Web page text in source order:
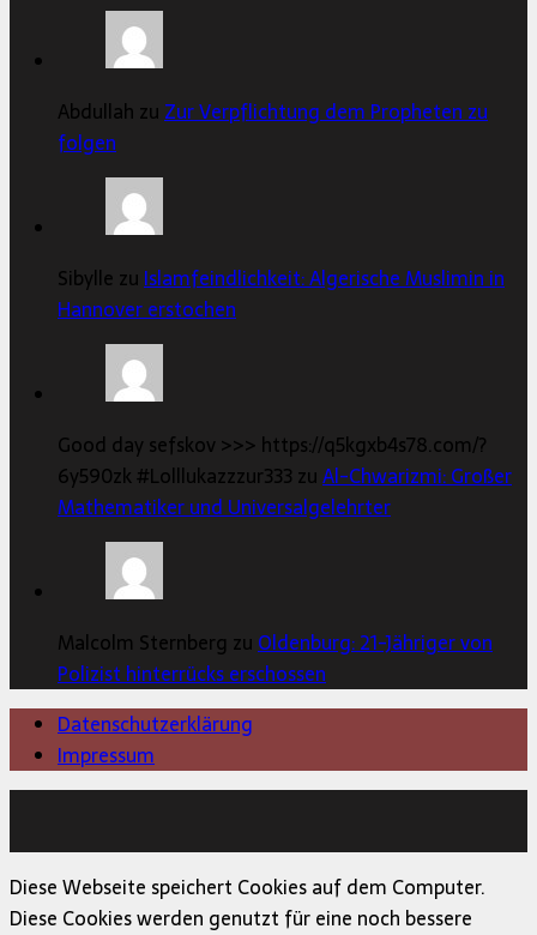
Abdullah zu Zur Verpflichtung dem Propheten zu
folgen
Sibylle zu Islamfeindlichkeit: Algerische Muslimin in
Hannover erstochen
Good day sefskov >>> https://q5kgxb4s78.com/?
6y590zk #Lolllukazzzur333 zuAl-Chwarizmi: Großer
Mathematiker und Universalgelehrter
Malcolm Sternberg zu Oldenburg: 21-Jähriger von
Polizist hinterrücks erschossen
Datenschutzerklärung
Impressum
Diese Webseite speichert Cookies auf dem Computer.
Diese Cookies werden genutzt für eine noch bessere